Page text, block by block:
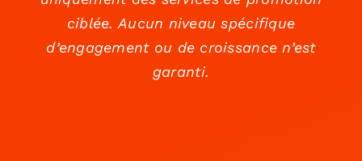
ciblée. Aucun niveau spécifique
d’engagement ou de croissance n’est
garanti.